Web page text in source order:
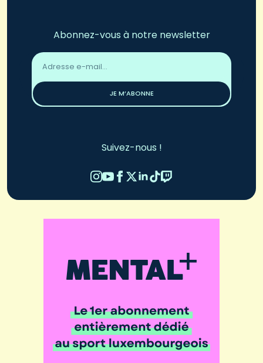
Abonnez-vous à notre newsletter
Adresse
email
JE M’ABONNE
Suivez-nous !